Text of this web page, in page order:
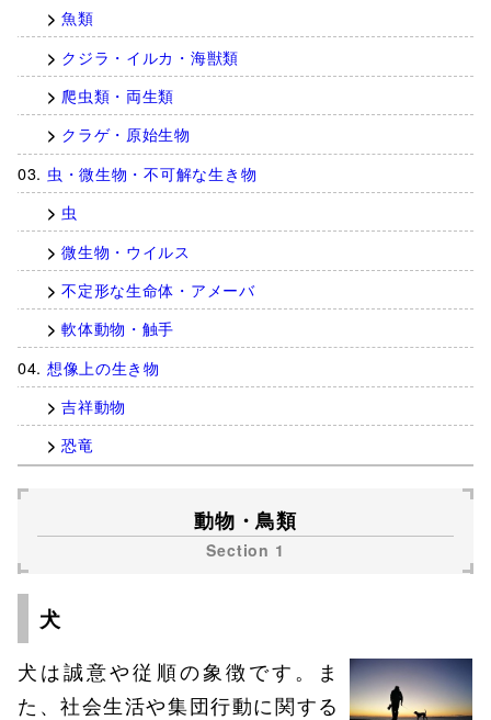
魚類
クジラ・イルカ・海獣類
爬虫類・両生類
クラゲ・原始生物
虫・微生物・不可解な生き物
虫
微生物・ウイルス
不定形な生命体・アメーバ
軟体動物・触手
想像上の生き物
吉祥動物
恐竜
動物・鳥類
犬
犬は誠意や従順の象徴です。ま
た、社会生活や集団行動に関する